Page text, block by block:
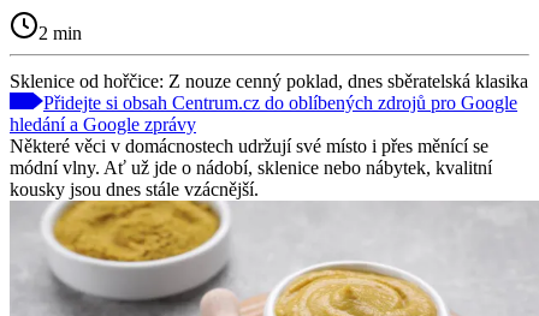
2 min
Sklenice od hořčice: Z nouze cenný poklad, dnes sběratelská klasika
Přidejte si obsah Centrum.cz do oblíbených zdrojů pro Google
hledání a Google zprávy
Některé věci v domácnostech udržují své místo i přes měnící se
módní vlny. Ať už jde o nádobí, sklenice nebo nábytek, kvalitní
kousky jsou dnes stále vzácnější.